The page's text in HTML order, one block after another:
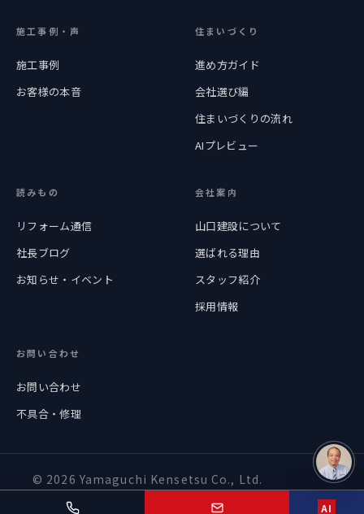
施工事例・声
施工事例
お客様の本音
住まいづくり
進め方ガイド
会社選び編
住まいづくりの流れ
AIプレビュー
読みもの
リフォーム通信
社長ブログ
お知らせ・イベント
会社案内
山口建設について
選ばれる理由
スタッフ紹介
採用情報
お問い合わせ
お問い合わせ
不具合・修理
© 2026 Yamaguchi Kensetsu Co., Ltd.
プライバシーポリシー
AI